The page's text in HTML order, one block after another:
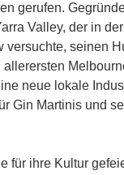
gerufen.
Valley, der in der
versuchte, seinen
neue lokale
Gin Martinis und
für ihre Kultur